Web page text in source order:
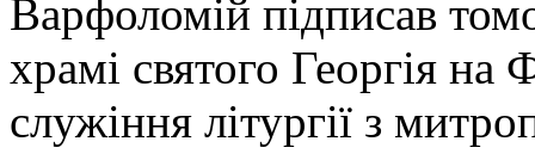
Варфоломій підписав
храмі святого Георгія на
служіння літургії з